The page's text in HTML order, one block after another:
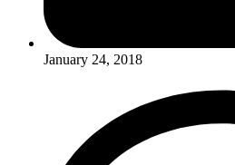
January 24, 2018